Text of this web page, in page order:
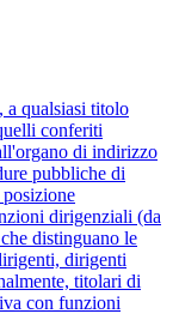
qualsiasi titolo
conferiti
di indirizzo
pubbliche di
dirigenziali (da
distinguano le
dirigenti
titolari di
con funzioni